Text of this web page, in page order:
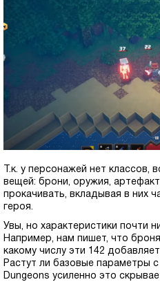
Т.к. у персонажей нет классов,
вещей: брони, оружия,
прокачивать, вкладывая в них
героя.
Увы, но характеристики почти
Например, нам пишет, что
какому числу эти 142
Растут ли базовые параметры
Dungeons усиленно это